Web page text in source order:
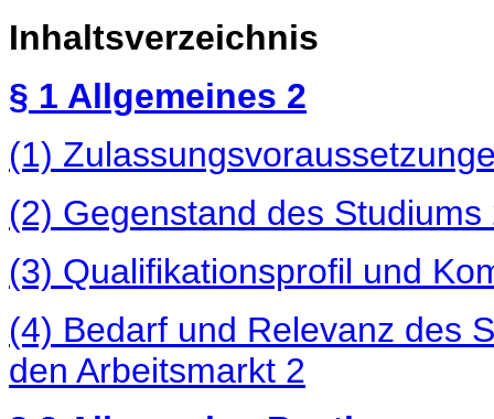
Inhaltsverzeichnis
§ 1 Allgemeines 2
(1)
(2) Gegenstand des Studiums
(3) Qualifikationsprofil und
(4) Bedarf und Relevanz des
den Arbeitsmarkt 2